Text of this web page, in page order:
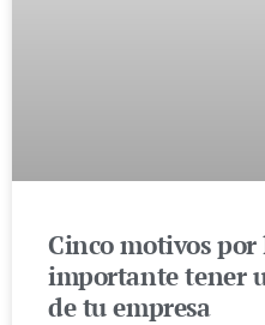
Cinco motivos por
importante tener
de tu empresa